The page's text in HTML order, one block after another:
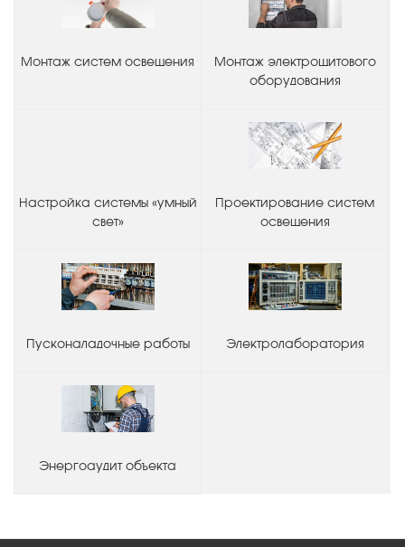
Монтаж систем освещения
Монтаж электрощитового
оборудования
Настройка системы «умный
свет»
Проектирование систем
освещения
Пусконаладочные работы Электролаборатория
Энергоаудит объекта